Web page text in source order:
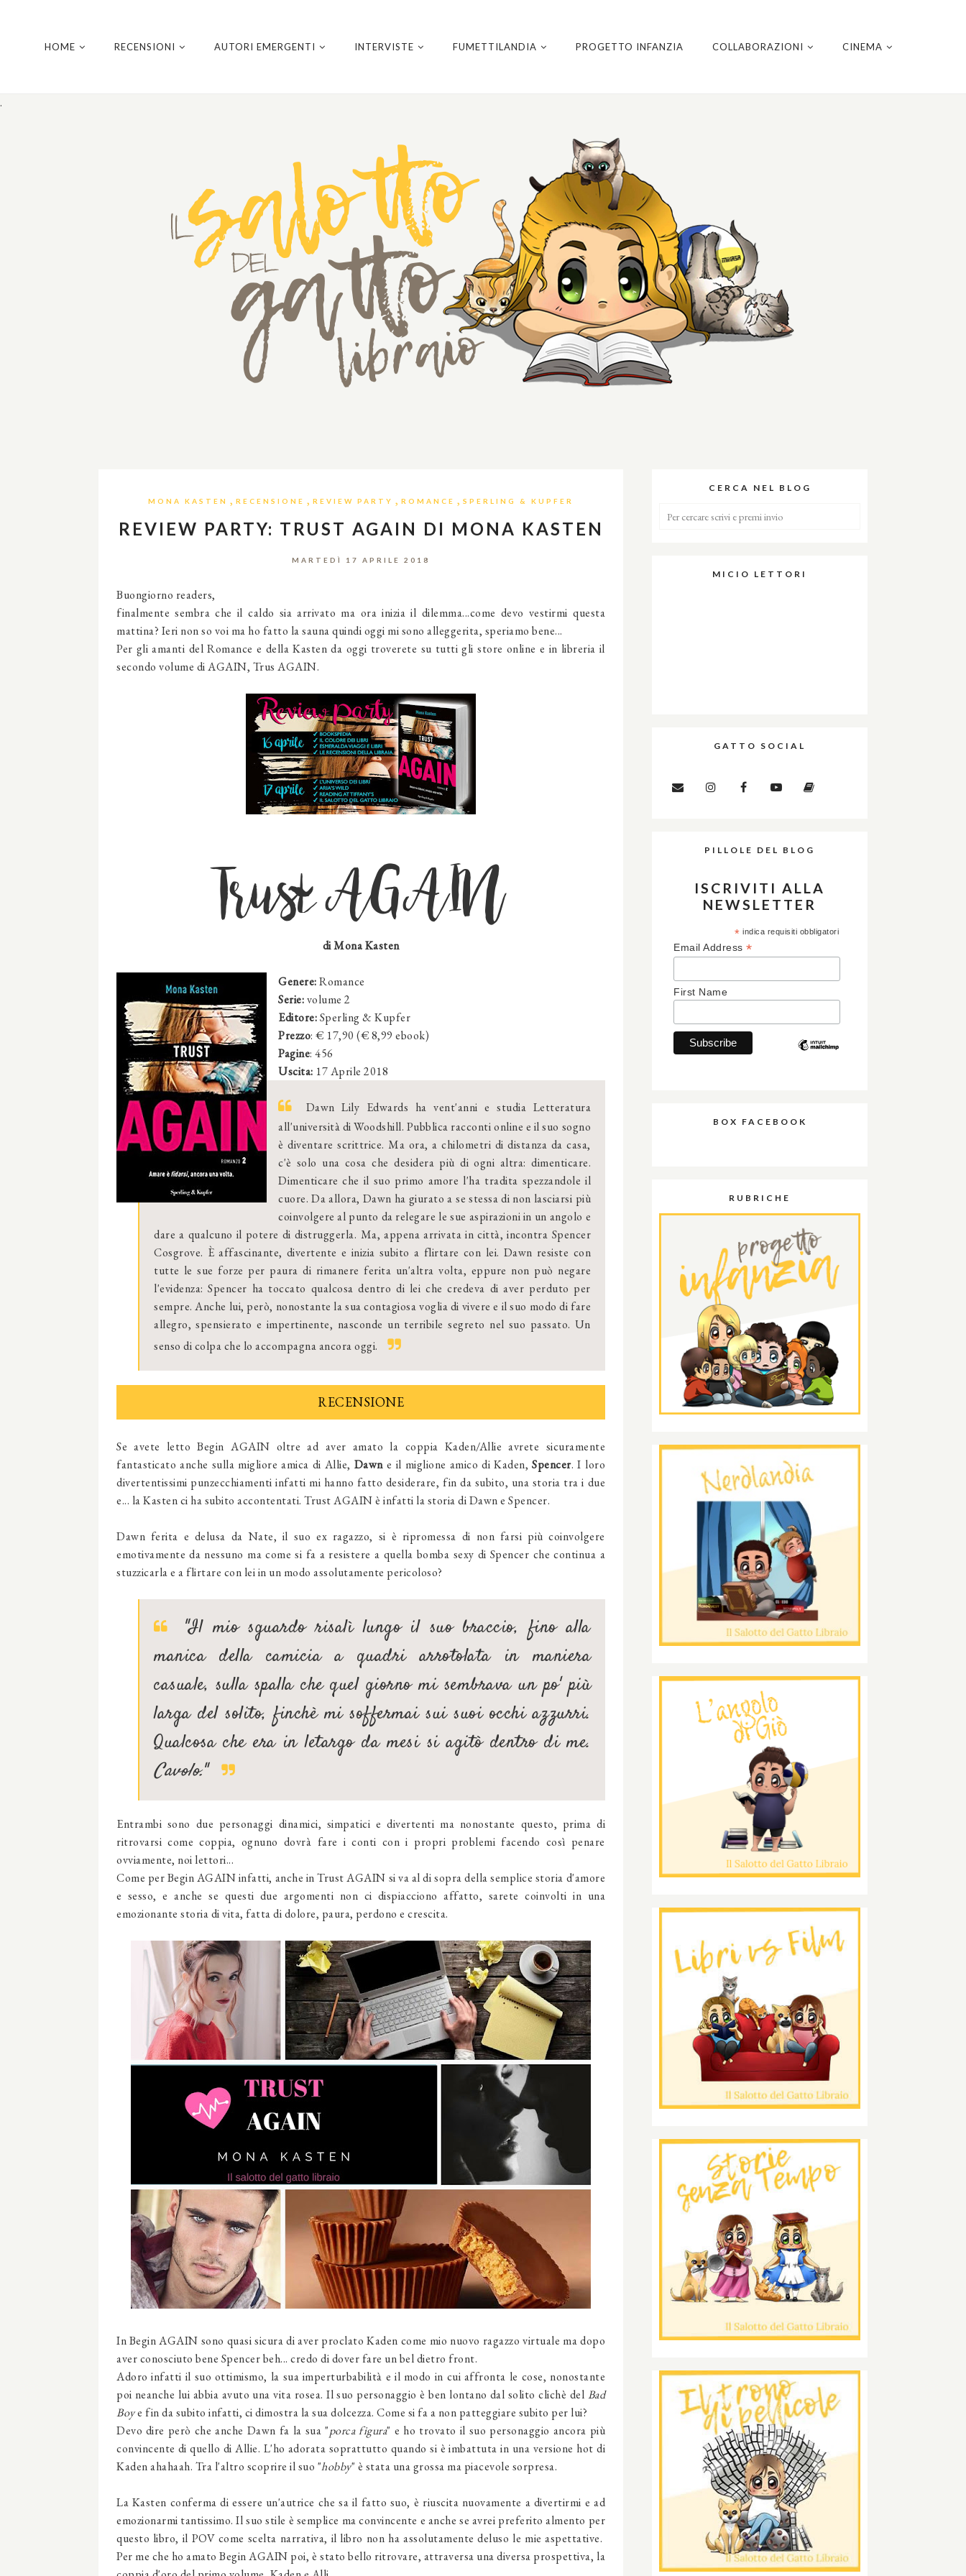
.
HOME RECENSIONI AUTORI EMERGENTI INTERVISTE FUMETTILANDIA PROGETTO INFANZIA COLLABORAZIONI CINEMA
MONA KASTEN , RECENSIONE , REVIEW PARTY , ROMANCE , SPERLING & KUPFER
REVIEW PARTY: TRUST AGAIN DI MONA KASTEN
MARTEDÌ 17 APRILE 2018
Buongiorno readers,
finalmente sembra che il caldo sia arrivato ma ora inizia il dilemma...come devo vestirmi questa
mattina? Ieri non so voi ma ho fatto la sauna quindi oggi mi sono alleggerita, speriamo bene...
Per gli amanti del Romance e della Kasten da oggi troverete su tutti gli store online e in libreria il
secondo volume di AGAIN, Trus AGAIN.
Trust AGAIN
di Mona Kasten
Genere:Romance
Serie:volume 2
Editore:Sperling & Kupfer
Prezzo: € 17,90 (€ 8,99 ebook)
Pagine: 456
Uscita: 17 Aprile 2018
Dawn Lily Edwards ha vent'anni e studia Letteratura
all'università di Woodshill. Pubblica racconti online e il suo sogno
è diventare scrittrice. Ma ora, a chilometri di distanza da casa,
c'è solo una cosa che desidera più di ogni altra: dimenticare.
Dimenticare che il suo primo amore l'ha tradita spezzandole il
cuore. Da allora, Dawn ha giurato a se stessa di non lasciarsi più
coinvolgere al punto da relegare le sue aspirazioni in un angolo e
dare a qualcuno il potere di distruggerla. Ma, appena arrivata in città, incontra Spencer
Cosgrove. È affascinante, divertente e inizia subito a flirtare con lei. Dawn resiste con
tutte le sue forze per paura di rimanere ferita un'altra volta, eppure non può negare
l'evidenza: Spencer ha toccato qualcosa dentro di lei che credeva di aver perduto per
sempre. Anche lui, però, nonostante la sua contagiosa voglia di vivere e il suo modo di fare
allegro, spensierato e impertinente, nasconde un terribile segreto nel suo passato. Un
senso di colpa che lo accompagna ancora oggi.
RECENSIONE
Se avete letto Begin AGAIN oltre ad aver amato la coppia Kaden/Allie avrete sicuramente
fantasticato anche sulla migliore amica di Allie, Dawne il miglione amico di Kaden,Spencer. I loro
divertentissimi punzecchiamenti infatti mi hanno fatto desiderare, fin da subito, una storia tra i due
e... la Kasten ci ha subito accontentati. Trust AGAIN è infatti la storia di Dawn e Spencer.
Dawn ferita e delusa da Nate, il suo ex ragazzo, si è ripromessa di non farsi più coinvolgere
emotivamente da nessuno ma come si fa a resistere a quella bomba sexy di Spencer che continua a
stuzzicarla e a flirtare con lei in un modo assolutamente pericoloso?
"Il mio sguardo risalì lungo il suo braccio, fino alla
manica della camicia a quadri arrotolata in maniera
casuale, sulla spalla che quel giorno mi sembrava un po' più
larga del solito, finchè mi soffermai sui suoi occhi azzurri.
Qualcosa che era in letargo da mesi si agitò dentro di me.
Cavolo."
Entrambi sono due personaggi dinamici, simpatici e divertenti ma nonostante questo, prima di
ritrovarsi come coppia, ognuno dovrà fare i conti con i propri problemi facendo così penare
ovviamente, noi lettori...
Come per Begin AGAIN infatti, anche in Trust AGAIN si va al di sopra della semplice storia d'amore
e sesso, e anche se questi due argomenti non ci dispiacciono affatto, sarete coinvolti in una
emozionante storia di vita, fatta di dolore, paura, perdono e crescita.
In Begin AGAIN sono quasi sicura di aver proclato Kaden come mio nuovo ragazzo virtuale ma dopo
aver conosciuto bene Spencer beh... credo di dover fare un bel dietro front.
Adoro infatti il suo ottimismo, la sua imperturbabilità e il modo in cui affronta le cose, nonostante
poi neanche lui abbia avuto una vita rosea. Il suo personaggio è ben lontano dal solito clichè del Bad
Boye fin da subito infatti, ci dimostra la sua dolcezza. Come si fa a non patteggiare subito per lui?
Devo dire però che anche Dawn fa la sua "porca figura" e ho trovato il suo personaggio ancora più
convincente di quello di Allie. L'ho adorata soprattutto quando si è imbattuta in una versione hot di
Kaden ahahaah. Tra l'altro scoprire il suo "hobby" è stata una grossa ma piacevole sorpresa.
La Kasten conferma di essere un'autrice che sa il fatto suo, è riuscita nuovamente a divertirmi e ad
emozionarmi tantissimo. Il suo stile è semplice ma convincente e anche se avrei preferito almento per
questo libro, il POV come scelta narrativa, il libro non ha assolutamente deluso le mie aspettative.
Per me che ho amato Begin AGAIN poi, è stato bello ritrovare, attraversa una diversa prospettiva, la
CERCA NEL BLOG
MICIO LETTORI
GATTO SOCIAL
PILLOLE DEL BLOG
ISCRIVITI ALLA
NEWSLETTER
* indica requisiti obbligatori
Email Address *
First Name
BOX FACEBOOK
RUBRICHE